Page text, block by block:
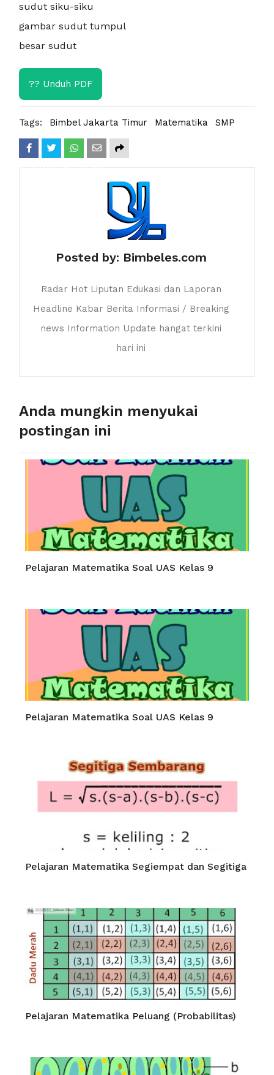
sudut siku-siku
gambar sudut tumpul
besar sudut
?? Unduh PDF
Tags: Bimbel Jakarta Timur Matematika SMP
Posted by: Bimbeles.com
Radar Hot Liputan Edukasi dan Laporan
Headline Kabar Berita Informasi / Breaking
news Information Update hangat terkini
hari ini
Anda mungkin menyukai
postingan ini
Pelajaran Matematika Soal UAS Kelas 9
Pelajaran Matematika Soal UAS Kelas 9
Pelajaran Matematika Segiempat dan Segitiga
Pelajaran Matematika Peluang (Probabilitas)